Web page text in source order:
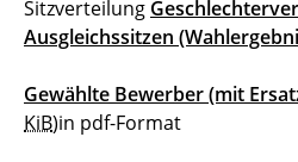
Sitzverteilung
Ausgleichssitzen
Gewählte Bewerber (mit
KiB)in pdf-Format